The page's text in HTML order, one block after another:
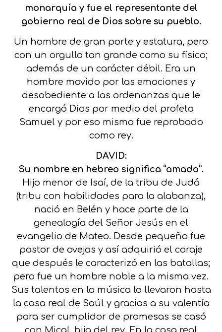
monarquía y fue el representante del
gobierno real de Dios sobre su pueblo.
Un hombre de gran porte y estatura, pero
con un orgullo tan grande como su físico;
además de un carácter débil. Era un
hombre movido por las emociones y
desobediente a las ordenanzas que le
encargó Dios por medio del profeta
Samuel y por eso mismo fue reprobado
como rey.
DAVID:
Su nombre en hebreo significa “amado”.
Hijo menor de Isaí, de la tribu de Judá
(tribu con habilidades para la alabanza),
nació en Belén y hace parte de la
genealogía del Señor Jesús en el
evangelio de Mateo. Desde pequeño fue
pastor de ovejas y así adquirió el coraje
que después le caracterizó en las batallas;
pero fue un hombre noble a la misma vez.
Sus talentos en la música lo llevaron hasta
la casa real de Saúl y gracias a su valentía
para ser cumplidor de promesas se casó